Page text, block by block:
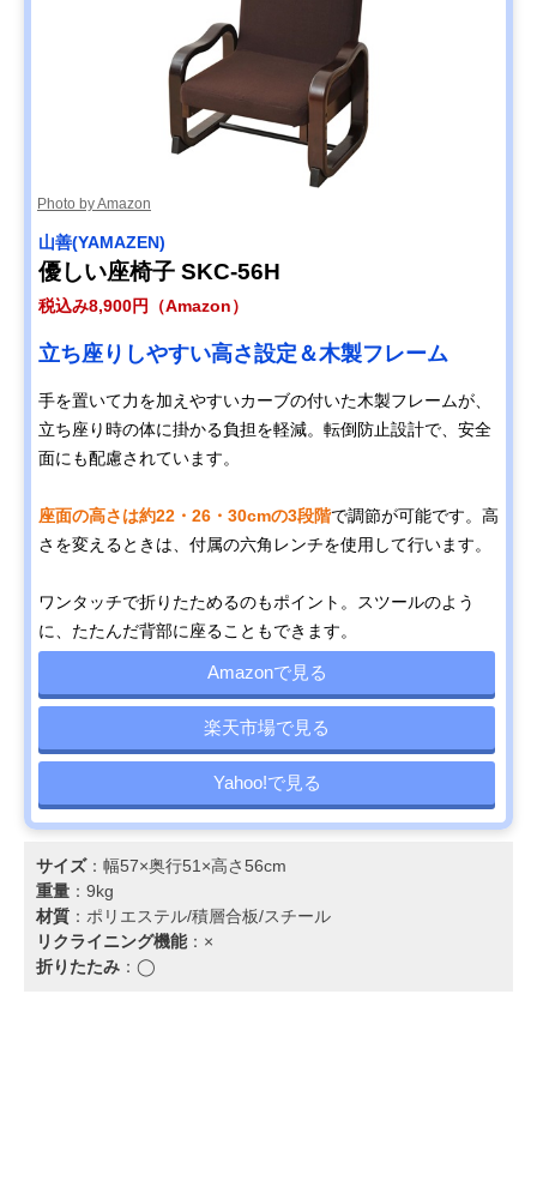
Photo by Amazon
‎山善(YAMAZEN)
優しい座椅子 SKC-56H
税込み8,900円（Amazon）
立ち座りしやすい高さ設定＆木製フレーム
手を置いて力を加えやすいカーブの付いた木製フレームが、
立ち座り時の体に掛かる負担を軽減。転倒防止設計で、安全
面にも配慮されています。
座面の高さは約22・26・30cmの3段階で調節が可能です。高
さを変えるときは、付属の六角レンチを使用して行います。
ワンタッチで折りたためるのもポイント。スツールのよう
に、たたんだ背部に座ることもできます。
Amazonで見る
楽天市場で見る
Yahoo!で見る
サイズ：幅57×奥行51×高さ56cm
重量 ：9kg
材質 ：ポリエステル/積層合板/スチール
リクライニング機能：×
折りたたみ ：◯